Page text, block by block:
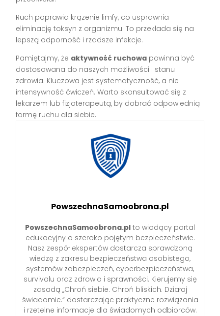
Ruch poprawia krążenie limfy, co usprawnia
eliminację toksyn z organizmu. To przekłada się na
lepszą odporność i rzadsze infekcje.
Pamiętajmy, że aktywność ruchowa powinna być
dostosowana do naszych możliwości i stanu
zdrowia. Kluczowa jest systematyczność, a nie
intensywność ćwiczeń. Warto skonsultować się z
lekarzem lub fizjoterapeutą, by dobrać odpowiednią
formę ruchu dla siebie.
PowszechnaSamoobrona.pl
PowszechnaSamoobrona.pl to wiodący portal
edukacyjny o szeroko pojętym bezpieczeństwie.
Nasz zespół ekspertów dostarcza sprawdzoną
wiedzę z zakresu bezpieczeństwa osobistego,
systemów zabezpieczeń, cyberbezpieczeństwa,
survivalu oraz zdrowia i sprawności. Kierujemy się
zasadą „Chroń siebie. Chroń bliskich. Działaj
świadomie.” dostarczając praktyczne rozwiązania
i rzetelne informacje dla świadomych odbiorców.